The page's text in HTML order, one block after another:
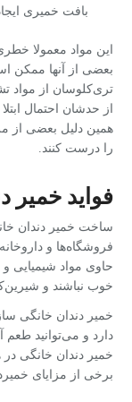
بافت خمیری
این مواد معمولا
بعضی از آنها ممکن
تری‌کلوسان از مواد
از حدشان احتمال
همین دلیل بعضی از
را درست کنند.
فواید خمیر
ساخت خمیر دندان
فروشگاه‌ها و
حاوی مواد شیمیایی
خوب نباشند و
خمیر دندان خانگی
دارد و می‌توانید طعم
خمیر دندان خانگی در
برخی از مزایای